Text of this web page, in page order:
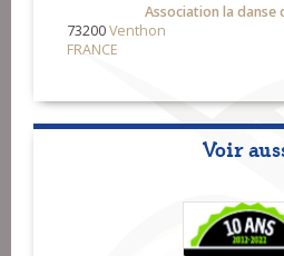
Association la danse
73200Venthon
FRANCE
Voir